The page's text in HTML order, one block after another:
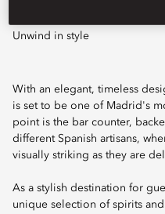
Unwind in style
With an elegant, timeless
is set to be one of Madrid's
point is the bar counter,
different Spanish artisans,
visually striking as they are
As a stylish destination for
unique selection of spirits